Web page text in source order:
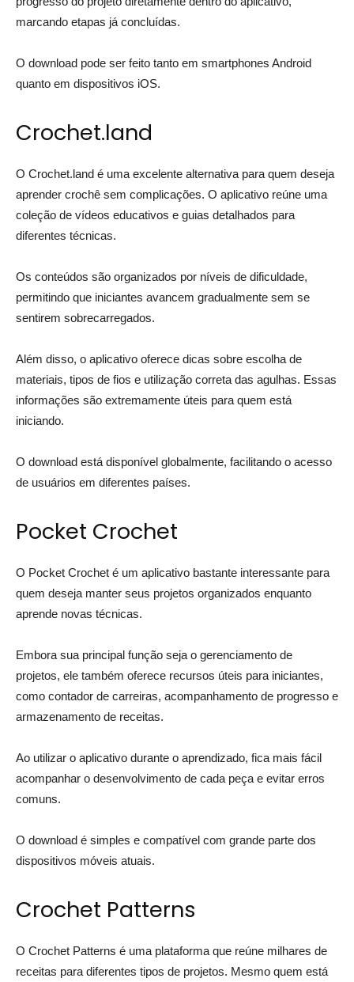
marcando etapas já concluídas.
O download pode ser feito tanto em smartphones Android
quanto em dispositivos iOS.
Crochet.land
O Crochet.land é uma excelente alternativa para quem deseja
aprender crochê sem complicações. O aplicativo reúne uma
coleção de vídeos educativos e guias detalhados para
diferentes técnicas.
Os conteúdos são organizados por níveis de dificuldade,
permitindo que iniciantes avancem gradualmente sem se
sentirem sobrecarregados.
Além disso, o aplicativo oferece dicas sobre escolha de
materiais, tipos de fios e utilização correta das agulhas. Essas
informações são extremamente úteis para quem está
iniciando.
O download está disponível globalmente, facilitando o acesso
de usuários em diferentes países.
Pocket Crochet
O Pocket Crochet é um aplicativo bastante interessante para
quem deseja manter seus projetos organizados enquanto
aprende novas técnicas.
Embora sua principal função seja o gerenciamento de
projetos, ele também oferece recursos úteis para iniciantes,
como contador de carreiras, acompanhamento de progresso e
armazenamento de receitas.
Ao utilizar o aplicativo durante o aprendizado, fica mais fácil
acompanhar o desenvolvimento de cada peça e evitar erros
comuns.
O download é simples e compatível com grande parte dos
dispositivos móveis atuais.
Crochet Patterns
O Crochet Patterns é uma plataforma que reúne milhares de
receitas para diferentes tipos de projetos. Mesmo quem está